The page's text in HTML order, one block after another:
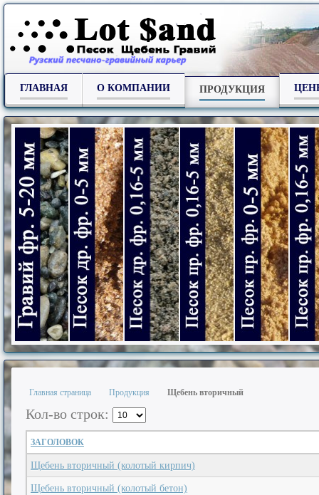
ГЛАВНАЯ О КОМПАНИИ ПРОДУКЦИЯ
Гравий фракции 5-20 мм.
Песок из отсевов дробления фр. 0-5 мм.
Песок из отсевов дробления
Песок из отсевов
Песок
Главная страница Продукция Щебень вторичный
Кол-во строк:
ЗАГОЛОВОК
Щебень вторичный (колотый кирпич)
Щебень вторичный (колотый бетон)